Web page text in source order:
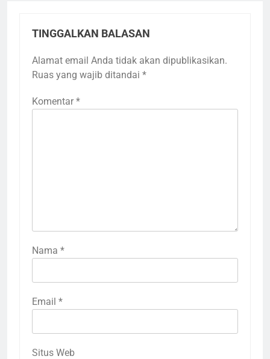
TINGGALKAN BALASAN
Alamat email Anda tidak akan dipublikasikan.
Ruas yang wajib ditandai *
Komentar *
Nama *
Email *
Situs Web